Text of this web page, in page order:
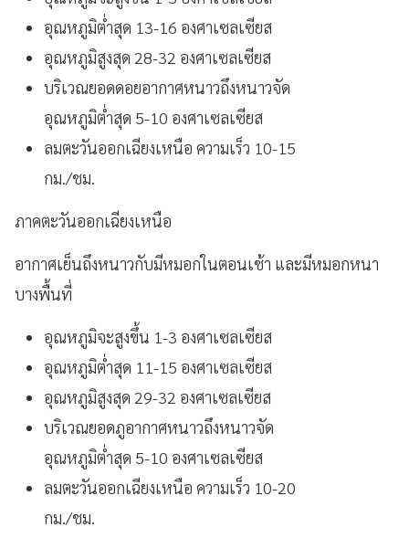
อุณหภูมิต่ำสุด 13-16 องศาเซลเซียส
อุณหภูมิสูงสุด 28-32 องศาเซลเซียส
บริเวณยอดดอยอากาศหนาวถึงหนาวจัด
อุณหภูมิต่ำสุด 5-10 องศาเซลเซียส
ลมตะวันออกเฉียงเหนือ ความเร็ว 10-15
กม./ชม.
ภาคตะวันออกเฉียงเหนือ
อากาศเย็นถึงหนาวกับมีหมอกในตอนเช้า และมีหมอกหนา
บางพื้นที่
อุณหภูมิจะสูงขึ้น 1-3 องศาเซลเซียส
อุณหภูมิต่ำสุด 11-15 องศาเซลเซียส
อุณหภูมิสูงสุด 29-32 องศาเซลเซียส
บริเวณยอดภูอากาศหนาวถึงหนาวจัด
อุณหภูมิต่ำสุด 5-10 องศาเซลเซียส
ลมตะวันออกเฉียงเหนือ ความเร็ว 10-20
กม./ชม.